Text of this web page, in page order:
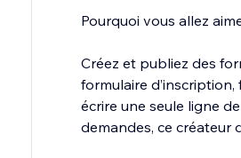
Pourquoi vous allez
Créez et publiez des
formulaire
écrire une seule ligne
demandes, ce créateur